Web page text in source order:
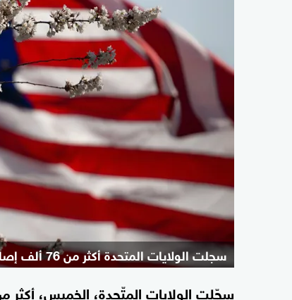
سجلت الولايات المتحدة أكثر من 76 ألف إصابة جديدة بكورونا